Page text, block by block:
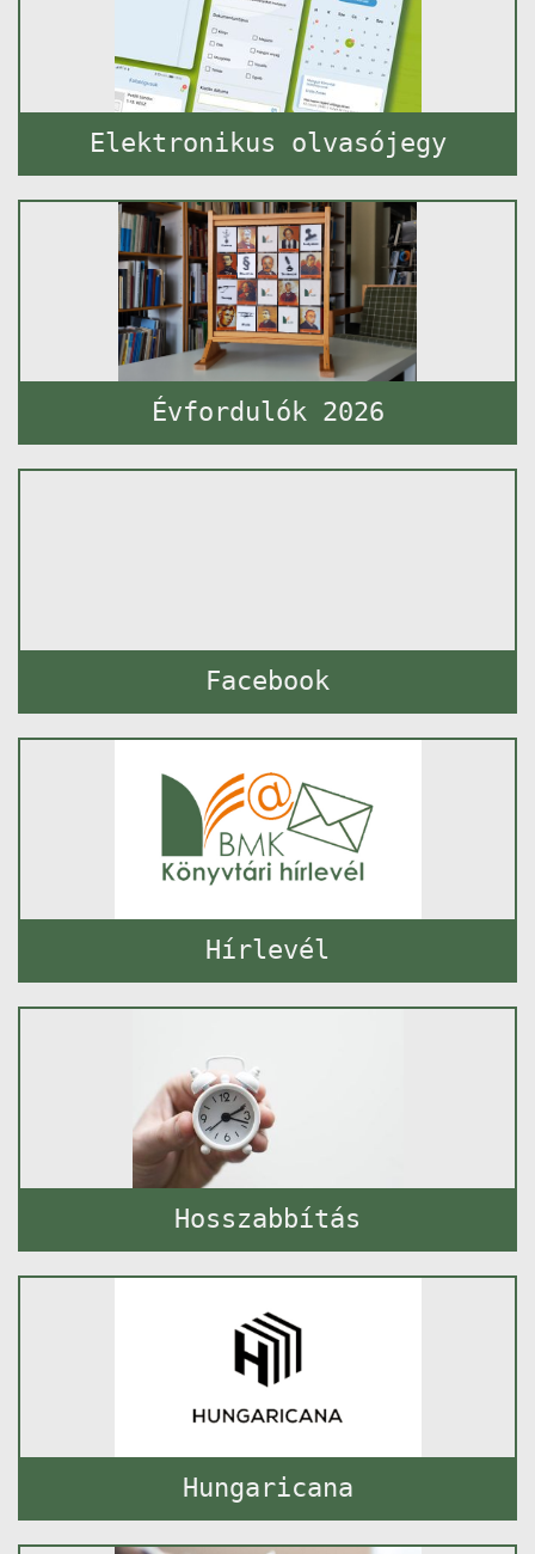
Elektronikus olvasójegy
Évfordulók 2026
Facebook
Hírlevél
Hosszabbítás
Hungaricana